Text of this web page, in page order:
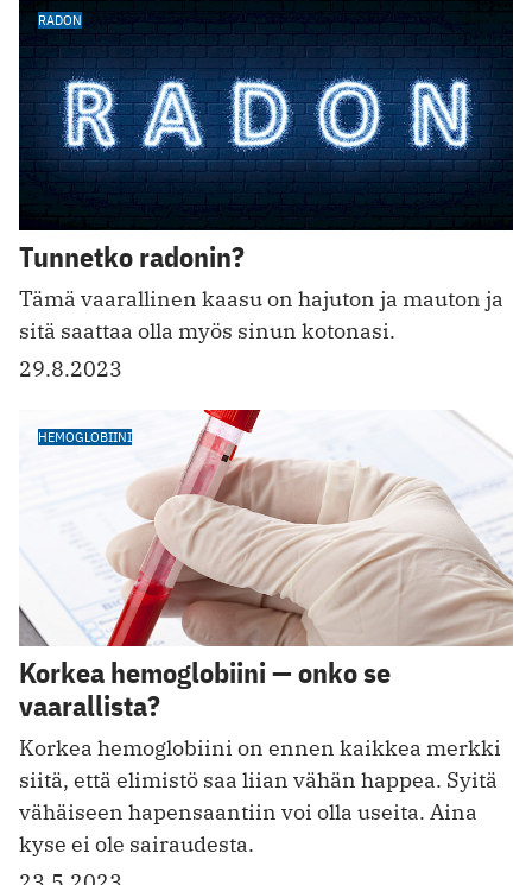
RADON
Tunnetko radonin?
Tämä vaarallinen kaasu on hajuton ja mauton ja
sitä saattaa olla myös sinun kotonasi.
29.8.2023
HEMOGLOBIINI
Korkea hemoglobiini — onko se
vaarallista?
Korkea hemoglobiini on ennen kaikkea merkki
siitä, että elimistö saa liian vähän happea. Syitä
vähäiseen hapensaantiin voi olla useita. Aina
kyse ei ole sairaudesta.